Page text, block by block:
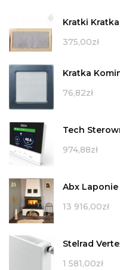
Kratki
375,00zł
Kratka
76,82zł
Tech
974,88zł
Abx
13 916,00zł
Stelrad
1 581,00zł